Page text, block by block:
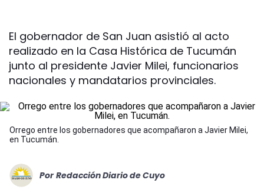
El gobernador de San Juan asistió al acto
realizado en la Casa Histórica de Tucumán
junto al presidente Javier Milei, funcionarios
nacionales y mandatarios provinciales.
Orrego entre los gobernadores que acompañaron a Javier Milei,
en Tucumán.
Por Redacción Diario de Cuyo